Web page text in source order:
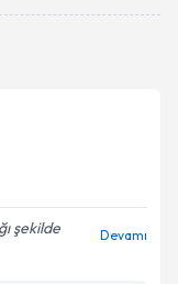
randevu
şekilde
Devamı